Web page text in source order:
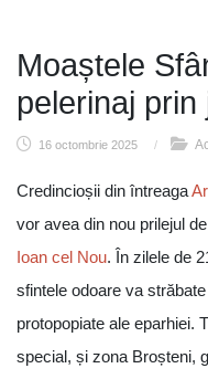
Moaștele
pelerinaj prin
16 octombrie 2025 /
Credincioșii din întreaga
vor avea din nou prilejul
Ioan cel Nou. În zilele de
sfintele odoare va
protopopiate ale eparhiei.
special, și zona Broșteni,